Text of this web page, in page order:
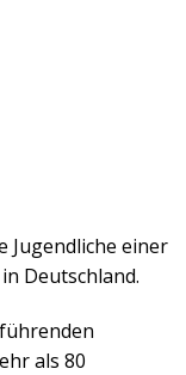
Jugendliche einer
Deutschland.
als 80